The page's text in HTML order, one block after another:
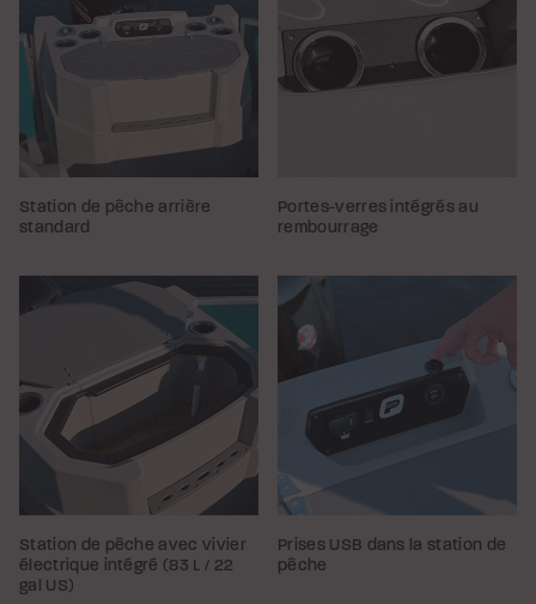
Station de pêche arrière
standard
Portes-verres intégrés au
rembourrage
Station de pêche avec vivier
électrique intégré (83 L / 22
gal US)
Prises USB dans la station de
pêche